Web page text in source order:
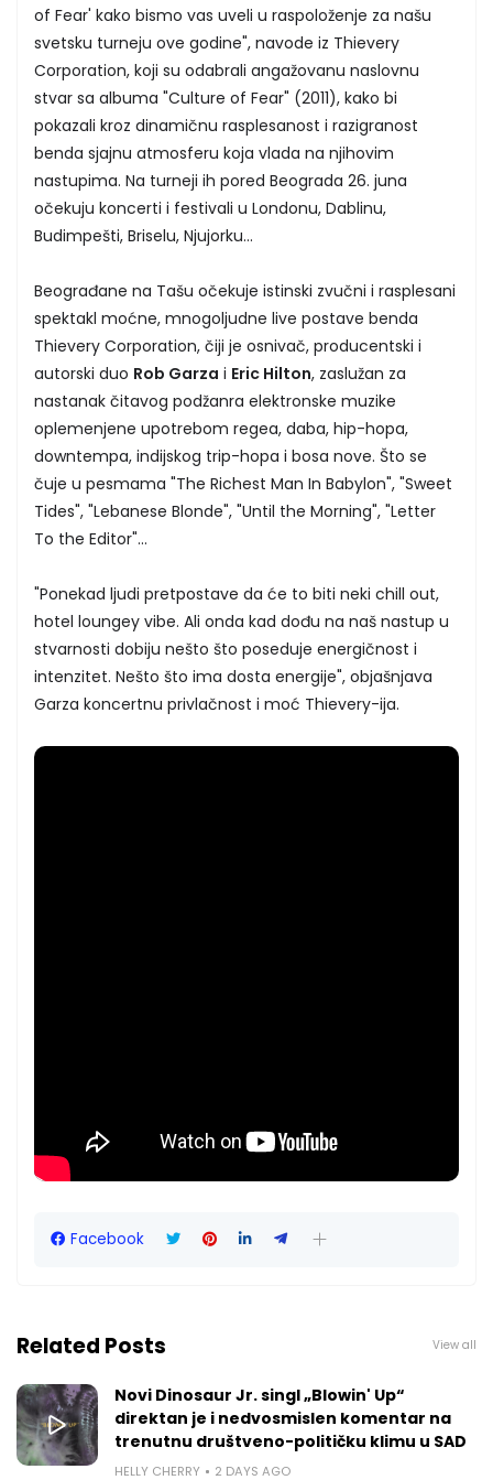
of Fear' kako bismo vas uveli u raspoloženje za našu
svetsku turneju ove godine", navode iz Thievery
Corporation, koji su odabrali angažovanu naslovnu
stvar sa albuma "Culture of Fear" (2011), kako bi
pokazali kroz dinamičnu rasplesanost i razigranost
benda sjajnu atmosferu koja vlada na njihovim
nastupima. Na turneji ih pored Beograda 26. juna
očekuju koncerti i festivali u Londonu, Dablinu,
Budimpešti, Briselu, Njujorku...
Beograđane na Tašu očekuje istinski zvučni i rasplesani
spektakl moćne, mnogoljudne live postave benda
Thievery Corporation, čiji je osnivač, producentski i
autorski duo Rob Garza i Eric Hilton, zaslužan za
nastanak čitavog podžanra elektronske muzike
oplemenjene upotrebom regea, daba, hip-hopa,
downtempa, indijskog trip-hopa i bosa nove. Što se
čuje u pesmama "The Richest Man In Babylon", "Sweet
Tides", "Lebanese Blonde", "Until the Morning", "Letter
To the Editor"...
"Ponekad ljudi pretpostave da će to biti neki chill out,
hotel loungey vibe. Ali onda kad dođu na naš nastup u
stvarnosti dobiju nešto što poseduje energičnost i
intenzitet. Nešto što ima dosta energije", objašnjava
Garza koncertnu privlačnost i moć Thievery-ija.
Facebook
Related Posts View all
Novi Dinosaur Jr. singl „Blowin' Up“
direktan je i nedvosmislen komentar na
trenutnu društveno-političku klimu u SAD
HELLY CHERRY 2 DAYS AGO